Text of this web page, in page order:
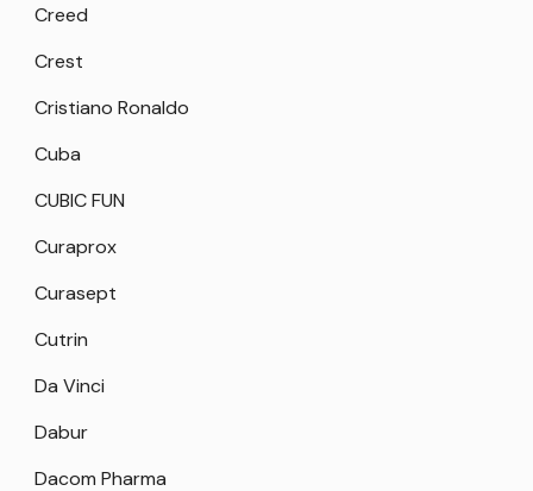
Creed
Crest
Cristiano Ronaldo
Cuba
CUBIC FUN
Curaprox
Curasept
Cutrin
Da Vinci
Dabur
Dacom Pharma